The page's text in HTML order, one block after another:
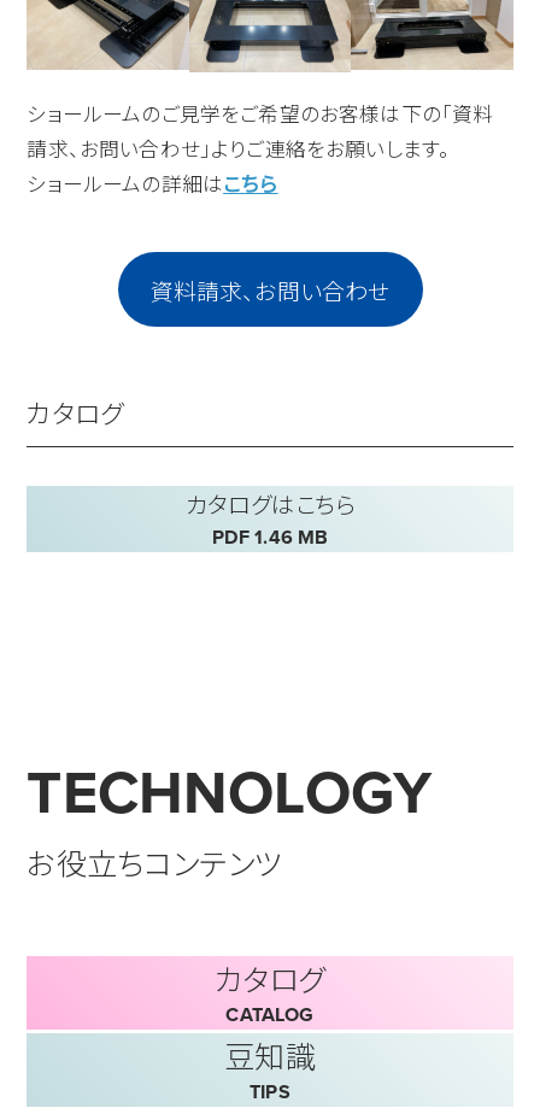
ショールームのご見学をご希望のお客様は下の「資料
請求、お問い合わせ」よりご連絡をお願いします。
ショールームの詳細はこちら
資料請求、お問い合わせ
カタログ
カタログはこちら
PDF 1.46 MB
TECHNOLOGY
お役立ちコンテンツ
カタログ
CATALOG
豆知識
TIPS